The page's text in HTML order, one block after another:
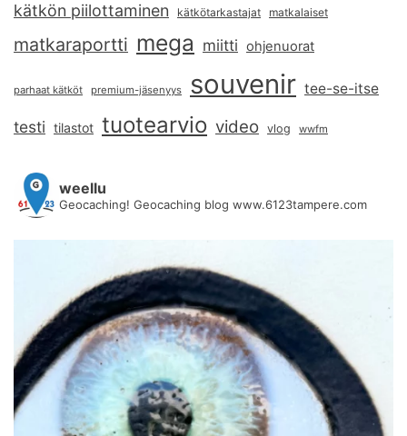
kätkön piilottaminen kätkötarkastajat matkalaiset
matkaraportti mega miitti ohjenuorat
parhaat kätköt premium-jäsenyys souvenir tee-se-itse
testi tilastot tuotearvio video vlog wwfm
weellu
Geocaching! Geocaching blog www.6123tampere.com